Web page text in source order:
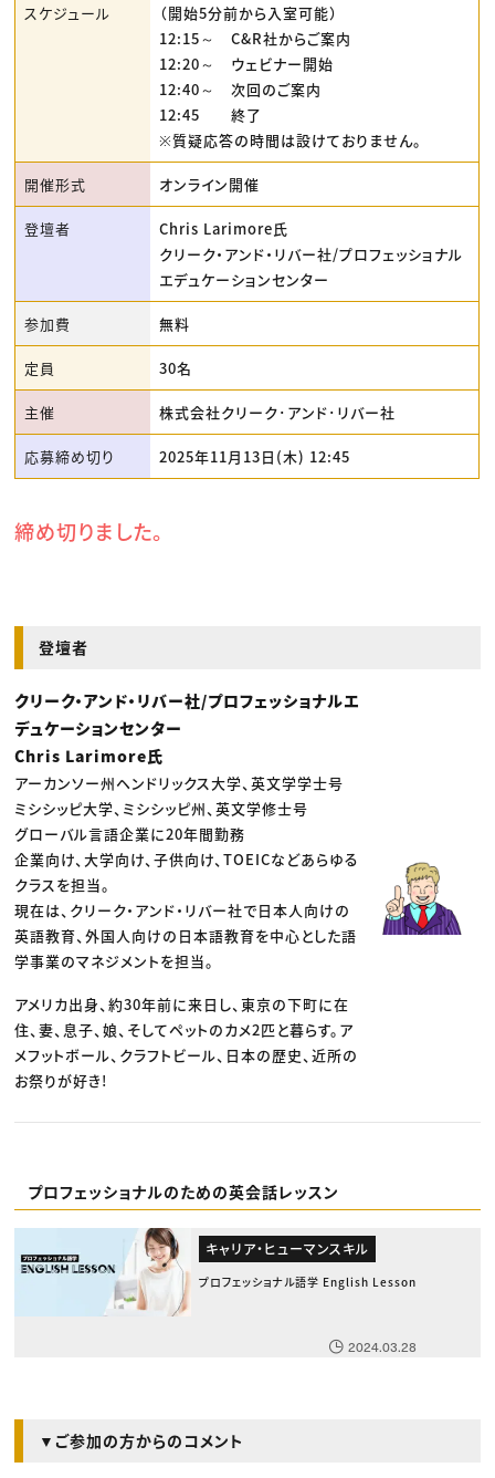
スケジュール
（開始5分前から入室可能）
12:15～ C&R社からご案内
12:20～ ウェビナー開始
12:40～ 次回のご案内
12:45 終了
※質疑応答の時間は設けておりません。
開催形式 オンライン開催
登壇者
Chris Larimore氏
クリーク・アンド・リバー社/プロフェッショナル
エデュケーションセンター
参加費 無料
定員 30名
主催 株式会社クリーク･アンド･リバー社
応募締め切り 2025年11月13日(木) 12:45
締め切りました。
登壇者
クリーク・アンド・リバー社/プロフェッショナルエ
デュケーションセンター
Chris Larimore氏
アーカンソー州ヘンドリックス大学、英文学学士号
ミシシッピ大学、ミシシッピ州、英文学修士号
グローバル言語企業に20年間勤務
企業向け、大学向け、子供向け、TOEICなどあらゆる
クラスを担当。
現在は、クリーク・アンド・リバー社で日本人向けの
英語教育、外国人向けの日本語教育を中心とした語
学事業のマネジメントを担当。
アメリカ出身、約30年前に来日し、東京の下町に在
住、妻、息子、娘、そしてペットのカメ2匹と暮らす。ア
メフットボール、クラフトビール、日本の歴史、近所の
お祭りが好き!
プロフェッショナルのための英会話レッスン
キャリア・ヒューマンスキル
プロフェッショナル語学 English Lesson
2024.03.28
▼ご参加の方からのコメント